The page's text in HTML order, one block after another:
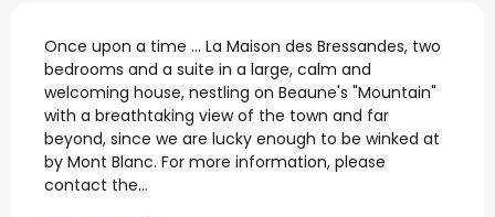
Beschrijving
Once upon a time ... La Maison des Bressandes, two
bedrooms and a suite in a large, calm and
welcoming house, nestling on Beaune's "Mountain"
with a breathtaking view of the town and far
beyond, since we are lucky enough to be winked at
by Mont Blanc. For more information, please
contact the...